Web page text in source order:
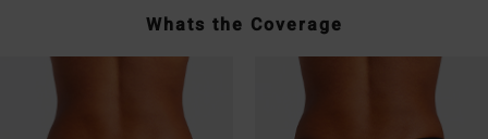
Whats the Coverage